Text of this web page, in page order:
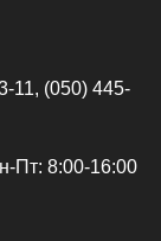
11, (050) 445-
Пт: 8:00-16:00